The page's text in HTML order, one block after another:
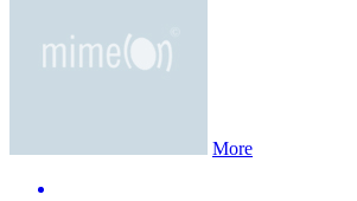
More